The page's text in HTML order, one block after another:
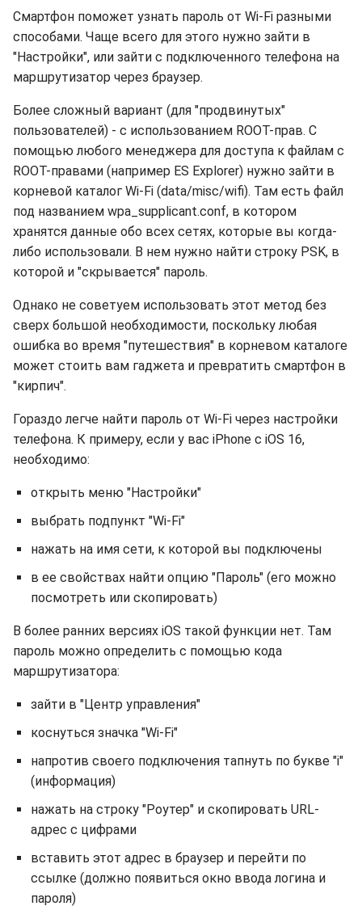
Смартфон поможет узнать пароль от Wi-Fi разными
способами. Чаще всего для этого нужно зайти в
"Настройки", или зайти с подключенного телефона на
маршрутизатор через браузер.
Более сложный вариант (для "продвинутых"
пользователей) - с использованием ROOT-прав. С
помощью любого менеджера для доступа к файлам с
ROOT-правами (например ES Explorer) нужно зайти в
корневой каталог Wi-Fi (data/misc/wifi). Там есть файл
под названием wpa_supplicant.conf, в котором
хранятся данные обо всех сетях, которые вы когда-
либо использовали. В нем нужно найти строку PSK, в
которой и "скрывается" пароль.
Однако не советуем использовать этот метод без
сверх большой необходимости, поскольку любая
ошибка во время "путешествия" в корневом каталоге
может стоить вам гаджета и превратить смартфон в
"кирпич".
Гораздо легче найти пароль от Wi-Fi через настройки
телефона. К примеру, если у вас iPhone с iOS 16,
необходимо:
открыть меню "Настройки"
выбрать подпункт "Wi-Fi"
нажать на имя сети, к которой вы подключены
в ее свойствах найти опцию "Пароль" (его можно
посмотреть или скопировать)
В более ранних версиях iOS такой функции нет. Там
пароль можно определить с помощью кода
маршрутизатора:
зайти в "Центр управления"
коснуться значка "Wi-Fi"
напротив своего подключения тапнуть по букве "i"
(информация)
нажать на строку "Роутер" и скопировать URL-
адрес с цифрами
вставить этот адрес в браузер и перейти по
ссылке (должно появиться окно ввода логина и
пароля)